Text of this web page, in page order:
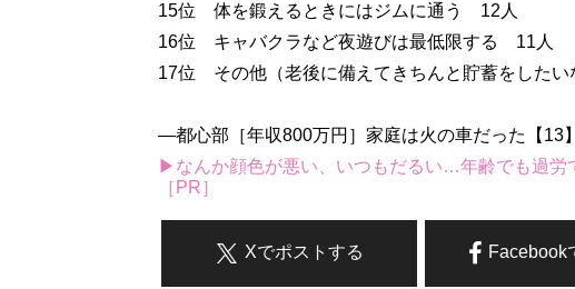
15位 体を鍛えるときにはジムに通う 12人
16位 キャバクラなど夜遊びは最低限する 11人
17位 その他（老後に備えてきちんと貯蓄をした
―都心部［年収800万円］家庭は火の車だった【13
▶なんか顔色が悪い、いつもだるい…年齢でも過労
［PR］
Facebook
Xでポストする